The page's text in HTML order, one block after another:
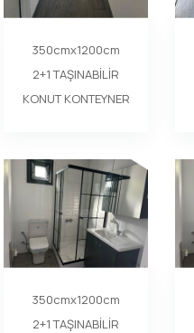
350cmx1200cm
2+1 TAŞINABİLİR
KONUT KONTEYNER
350cmx1200cm
2+1 TAŞINABİLİR